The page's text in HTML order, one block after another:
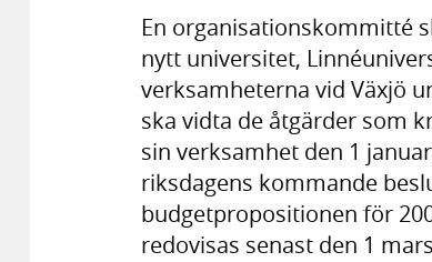
En organisationskommitté
nytt universitet,
verksamheterna vid Växjö
ska vidta de åtgärder som
sin verksamhet den 1
riksdagens kommande
budgetpropositionen för
redovisas senast den 1